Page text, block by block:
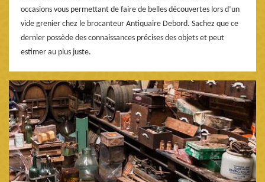
occasions vous permettant de faire de belles découvertes lors d’un
vide grenier chez le brocanteur Antiquaire Debord. Sachez que ce
dernier possède des connaissances précises des objets et peut
estimer au plus juste.